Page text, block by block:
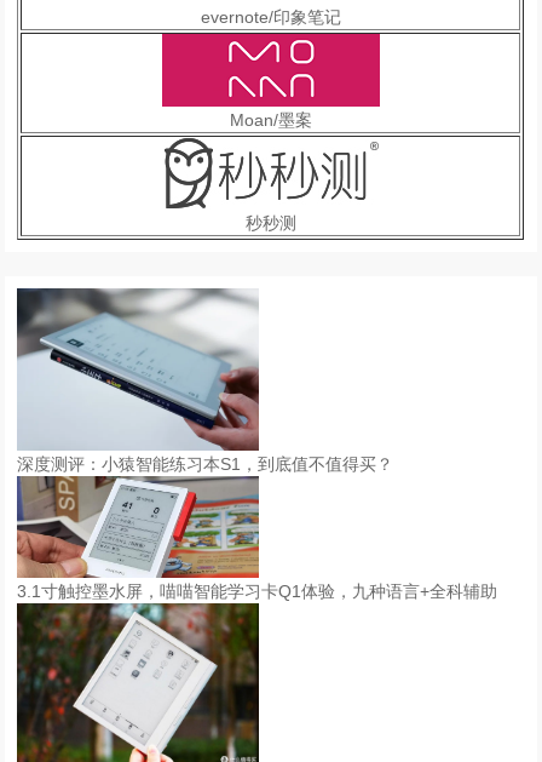
evernote/印象笔记
Moan/墨案
秒秒测
深度测评：小猿智能练习本S1，到底值不值得买？
3.1寸触控墨水屏，喵喵智能学习卡Q1体验，九种语言+全科辅助